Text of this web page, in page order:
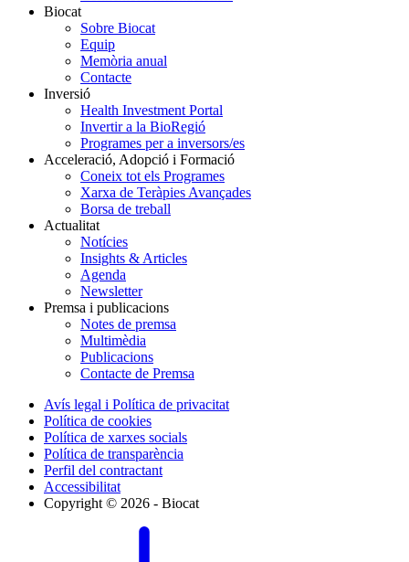
Biocat
Sobre Biocat
Equip
Memòria anual
Contacte
Inversió
Health Investment Portal
Invertir a la BioRegió
Programes per a inversors/es
Acceleració, Adopció i Formació
Coneix tot els Programes
Xarxa de Teràpies Avançades
Borsa de treball
Actualitat
Notícies
Insights & Articles
Agenda
Newsletter
Premsa i publicacions
Notes de premsa
Multimèdia
Publicacions
Contacte de Premsa
Avís legal i Política de privacitat
Política de cookies
Política de xarxes socials
Política de transparència
Perfil del contractant
Accessibilitat
Copyright © 2026 - Biocat